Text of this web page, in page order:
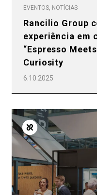
EVENTOS, NOTÍCIAS
Rancilio Group
experiência em
“Espresso
Curiosity
6.10.2025